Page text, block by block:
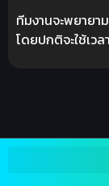
ทีมงานจะพยาย
โดยปกติจะใช้เว